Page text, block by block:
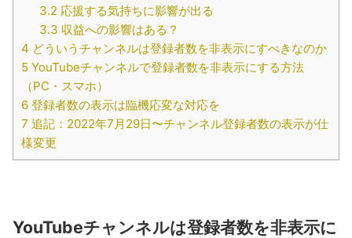
3.2 応援する気持ちに影響が出る
3.3 収益への影響はある？
4 どういうチャンネルは登録者数を非表示にすべきなのか
5 YouTubeチャンネルで登録者数を非表示にする方法
（PC・スマホ）
6 登録者数の表示は臨機応変な対応を
7 追記：2022年7月29日〜チャンネル登録者数の表示が仕
様変更
YouTubeチャンネルは登録者数を非表示に